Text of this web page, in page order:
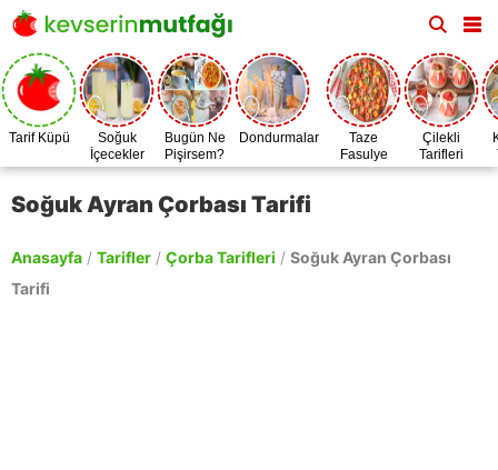
Tarif Küpü
Soğuk
İçecekler
Bugün Ne
Pişirsem?
Dondurmalar
Taze
Fasulye
Zamanı
Çilekli
Tarifleri
Soğuk Ayran Çorbası Tarifi
Anasayfa / Tarifler / Çorba Tarifleri / Soğuk Ayran Çorbası
Tarifi